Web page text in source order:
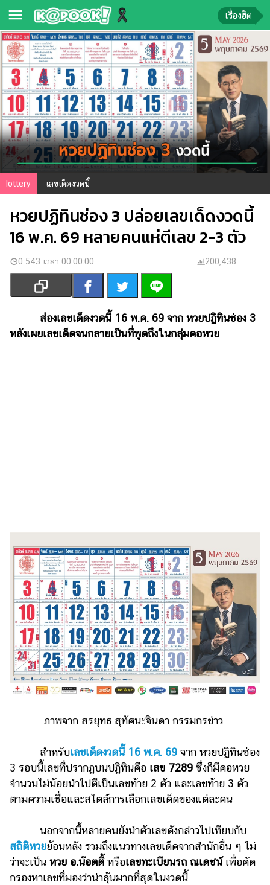
ข่าว-
ความ
รู้
ข่าว
ข่าว
บันเทิง
ตรวจ
หวย
ผล
บอล
สด
การ
เงิน
การ
บันเทิง
ไลฟ์
ไตล์
ดูด
วง
ผู้
หญิง
ผู้ชาย
สุขภาพ
ท่อง
ง่ายๆ
ช้อป
ปิ้ง
รถยนต์
บ้าน
และ
การ
เรื่องฮิต
lottery เลขเด็ดงวดนี้
หวยปฏิทินช่อง 3 ปล่อยเลขเด็ดงวดนี้
16 พ.ค. 69 หลายคนแห่ตีเลข 2-3 ตัว
0 543 เวลา 00:00:00 200,438
ส่องเลขเด็ดงวดนี้ 16 พ.ค. 69 จาก หวยปฏิทินช่อง 3
หลังเผยเลขเด็ดจนกลายเป็นที่พูดถึงในกลุ่มคอหวย
ภาพจาก สรยุทธ สุทัศนะจินดา กรรมกรข่าว
สำหรับเลขเด็ดงวดนี้ 16 พ.ค. 69 จาก หวยปฏิทินช่อง
3 รอบนี้เลขที่ปรากฏบนปฏิทินคือ เลข 7289 ซึ่งก็มีคอหวย
จำนวนไม่น้อยนำไปตีเป็นเลขท้าย 2 ตัว และเลขท้าย 3 ตัว
ตามความเชื่อและสไตล์การเลือกเลขเด็ดของแต่ละคน
นอกจากนี้หลายคนยังนำตัวเลขดังกล่าวไปเทียบกับ
สถิติหวยย้อนหลัง รวมถึงแนวทางเลขเด็ดจากสำนักอื่น ๆ ไม่
ว่าจะเป็น หวย อ.น๊อตตี้หรือเลขทะเบียนรถ ณเดชน์เพื่อคัด
กรองหาเลขที่มองว่าน่าลุ้นมากที่สุดในงวดนี้